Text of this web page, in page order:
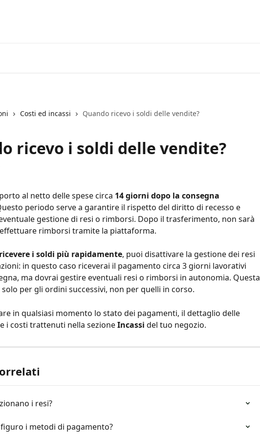
Costi ed incassi Quando ricevo i soldi delle vendite?
ricevo i soldi delle vendite?
al netto delle spese circa 14 giorni dopo la consegna
periodo serve a garantire il rispetto del diritto di recesso e
gestione di resi o rimborsi. Dopo il trasferimento, non sarà
rimborsi tramite la piattaforma.
ricevere i soldi più rapidamente, puoi disattivare la gestione dei resi
in questo caso riceverai il pagamento circa 3 giorni lavorativi
ma dovrai gestire eventuali resi o rimborsi in autonomia. Questa
per gli ordini successivi, non per quelli in corso.
in qualsiasi momento lo stato dei pagamenti, il dettaglio delle
i costi trattenuti nella sezione Incassi del tuo negozio.
i resi?
i metodi di pagamento?